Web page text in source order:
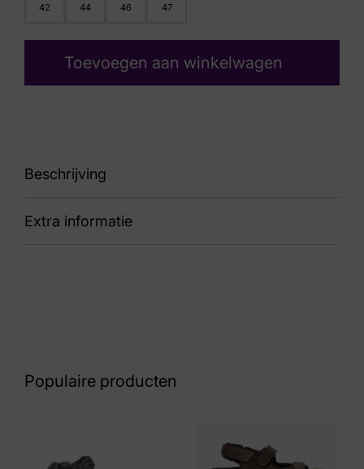
42 44 46 47
Toevoegen aan winkelwagen
Beschrijving
90
Extra informatie
Merk
Populaire producten